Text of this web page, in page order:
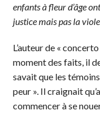
enfants à fleur d’âge
justice mais pas la
L’auteur de «
moment des faits, il
savait que les
peur ». Il craignait
commencer à se